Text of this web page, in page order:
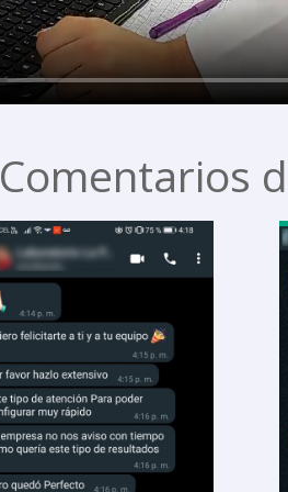
Comentarios